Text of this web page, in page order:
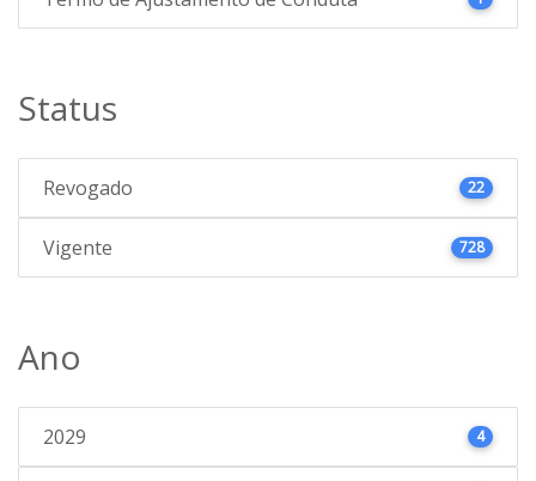
Status
Revogado 22
Vigente 728
Ano
2029 4